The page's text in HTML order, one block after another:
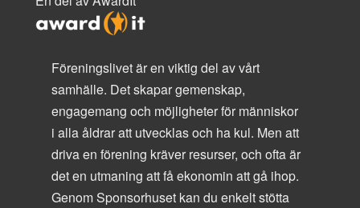
Föreningslivet är en viktig del av vårt
samhälle. Det skapar gemenskap,
engagemang och möjligheter för människor
i alla åldrar att utvecklas och ha kul. Men att
driva en förening kräver resurser, och ofta är
det en utmaning att få ekonomin att gå ihop.
Genom Sponsorhuset kan du enkelt stötta